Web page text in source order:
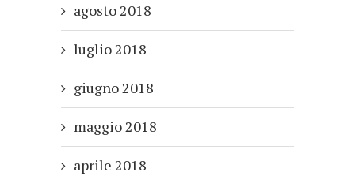
agosto 2018
luglio 2018
giugno 2018
maggio 2018
aprile 2018